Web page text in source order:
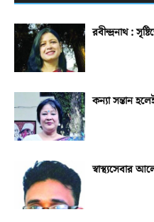
রবীন্দ্রনাথ :
কন্যা সন্তান
স্বাস্থ্যসেবার